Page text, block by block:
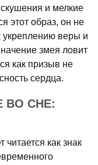
и мелкие
этот образ, он не
укреплению веры и
змея ловит
как призыв не
сердца.
ВО СНЕ:
читается как знак